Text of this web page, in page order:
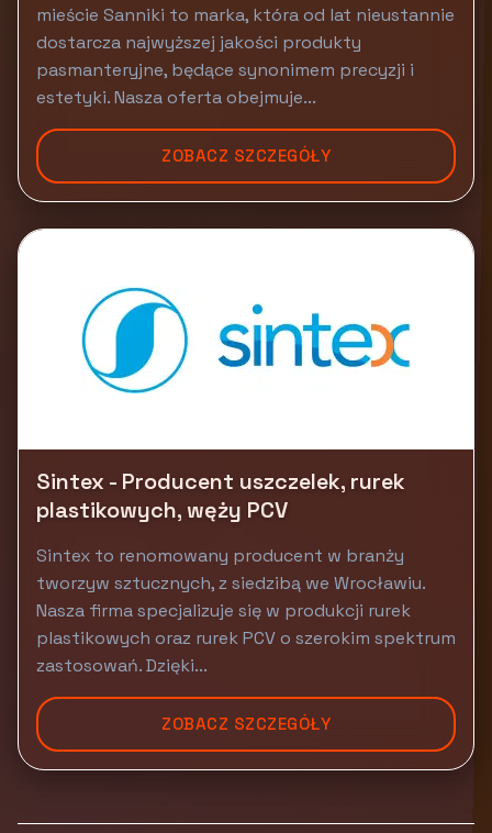
mieście Sanniki to marka, która od lat nieustannie
dostarcza najwyższej jakości produkty
pasmanteryjne, będące synonimem precyzji i
estetyki. Nasza oferta obejmuje...
ZOBACZ SZCZEGÓŁY
Sintex - Producent uszczelek, rurek
plastikowych, węży PCV
Sintex to renomowany producent w branży
tworzyw sztucznych, z siedzibą we Wrocławiu.
Nasza firma specjalizuje się w produkcji rurek
plastikowych oraz rurek PCV o szerokim spektrum
zastosowań. Dzięki...
ZOBACZ SZCZEGÓŁY